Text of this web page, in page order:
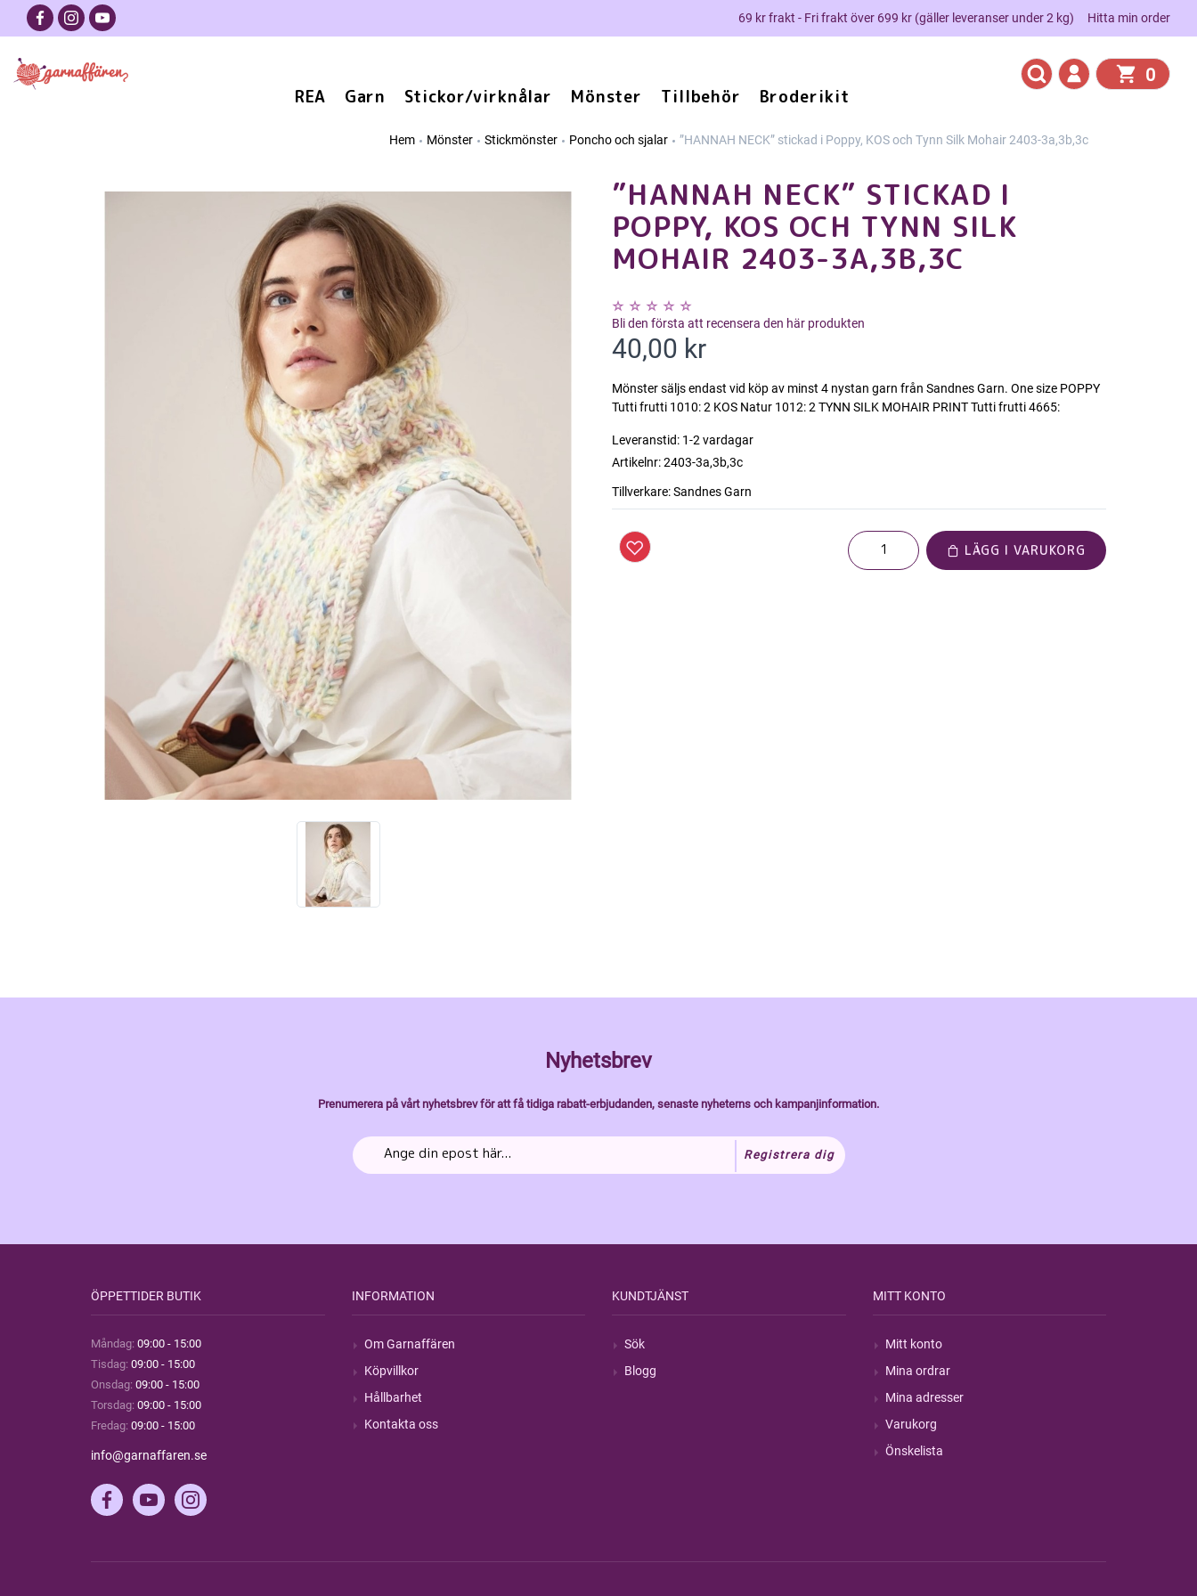
69 kr frakt - Fri frakt över 699 kr (gäller leveranser under 2 kg) Hitta min order
REA Garn Stickor/virknålar Mönster Tillbehör Broderikit
0
Hem Mönster Stickmönster Poncho och sjalar ”HANNAH NECK” stickad i Poppy, KOS och Tynn Silk Mohair 2403-3a,3b,3c
”HANNAH NECK” STICKAD I
POPPY, KOS OCH TYNN SILK
MOHAIR 2403-3A,3B,3C
Bli den första att recensera den här produkten
40,00 kr
Mönster säljs endast vid köp av minst 4 nystan garn från Sandnes Garn. One size POPPY
Tutti frutti 1010: 2 KOS Natur 1012: 2 TYNN SILK MOHAIR PRINT Tutti frutti 4665:
Leveranstid: 1-2 vardagar
Artikelnr:2403-3a,3b,3c
Tillverkare:Sandnes Garn
LÄGG I VARUKORG
Nyhetsbrev
Prenumerera på vårt nyhetsbrev för att få tidiga rabatt-erbjudanden, senaste nyheterns och kampanjinformation.
Registrera dig
ÖPPETTIDER BUTIK
Måndag: 09:00 - 15:00
Tisdag: 09:00 - 15:00
Onsdag: 09:00 - 15:00
Torsdag: 09:00 - 15:00
Fredag: 09:00 - 15:00
info@garnaffaren.se
INFORMATION
Om Garnaffären
Köpvillkor
Hållbarhet
Kontakta oss
KUNDTJÄNST
Sök
Blogg
MITT KONTO
Mitt konto
Mina ordrar
Mina adresser
Varukorg
Önskelista